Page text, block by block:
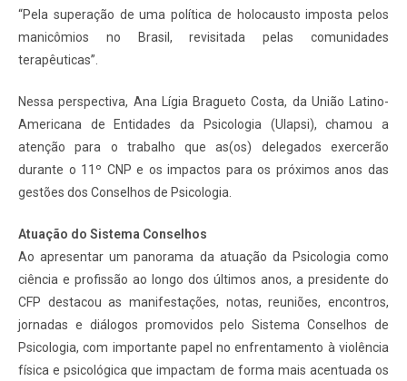
“Pela superação de uma política de holocausto imposta pelos
manicômios no Brasil, revisitada pelas comunidades
terapêuticas”.
Nessa perspectiva, Ana Lígia Bragueto Costa, da União Latino-
Americana de Entidades da Psicologia (Ulapsi), chamou a
atenção para o trabalho que as(os) delegados exercerão
durante o 11º CNP e os impactos para os próximos anos das
gestões dos Conselhos de Psicologia.
Atuação do Sistema Conselhos
Ao apresentar um panorama da atuação da Psicologia como
ciência e profissão ao longo dos últimos anos, a presidente do
CFP destacou as manifestações, notas, reuniões, encontros,
jornadas e diálogos promovidos pelo Sistema Conselhos de
Psicologia, com importante papel no enfrentamento à violência
física e psicológica que impactam de forma mais acentuada os